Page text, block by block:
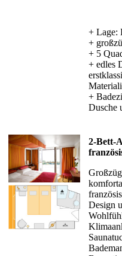
+ Lage:
+
+ 5
+ edles
+
Dusche
2-Bett-
Design